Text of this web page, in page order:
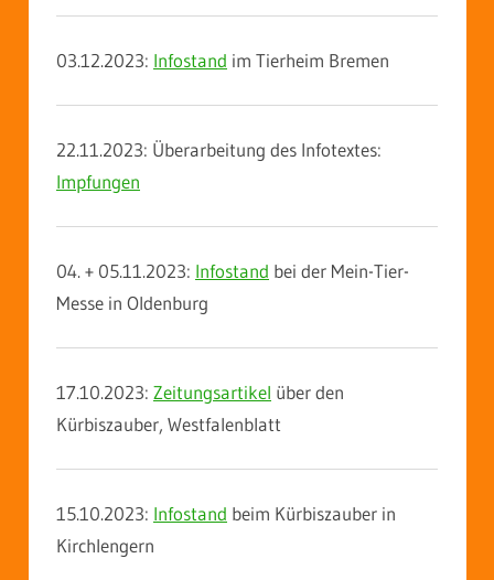
03.12.2023: Infostand im Tierheim Bremen
22.11.2023: Überarbeitung des Infotextes:
Impfungen
04. + 05.11.2023: Infostand bei der Mein-Tier-
Messe in Oldenburg
17.10.2023: Zeitungsartikel über den
Kürbiszauber, Westfalenblatt
15.10.2023: Infostand beim Kürbiszauber in
Kirchlengern